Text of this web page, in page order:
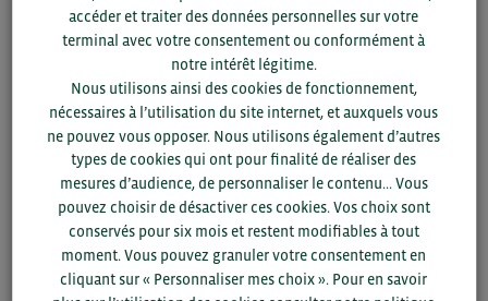
Union européenne : les transformateurs alertent sur la baisse des
approvisionnements en poissons blancs sauvages
Donnée
accéder et traiter des données personnelles sur votre
terminal avec votre consentement ou conformément à
notre intérêt légitime.
Nous utilisons ainsi des cookies de fonctionnement,
nécessaires à l’utilisation du site internet, et auxquels vous
ne pouvez vous opposer. Nous utilisons également d’autres
types de cookies qui ont pour finalité de réaliser des
mesures d’audience, de personnaliser le contenu... Vous
pouvez choisir de désactiver ces cookies. Vos choix sont
conservés pour six mois et restent modifiables à tout
moment. Vous pouvez granuler votre consentement en
cliquant sur « Personnaliser mes choix ». Pour en savoir